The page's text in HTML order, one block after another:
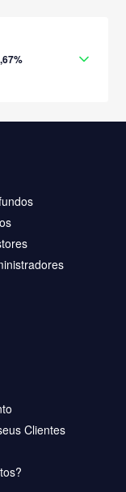
Clientes